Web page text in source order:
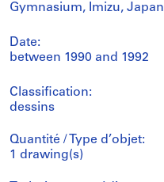
Gymnasium, Imizu, Japan
Date:
between 1990 and 1992
Classification:
dessins
Quantité / Type d’objet:
1 drawing(s)